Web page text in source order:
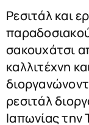
Ρεσιτάλ και
σακουχάτσι
καλλιτέχνη
ρεσιτάλ
Ιαπωνίας την